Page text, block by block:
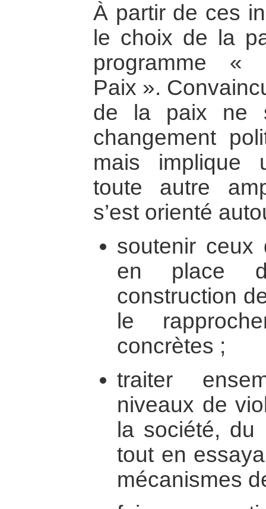
À partir de ces
le choix de la
programme «
Paix ».
de la paix ne
changement
mais implique
toute autre
s’est orienté
soutenir ceux
en place
construction
le
concrètes ;
traiter
niveaux de
la société, du
tout en
mécanismes